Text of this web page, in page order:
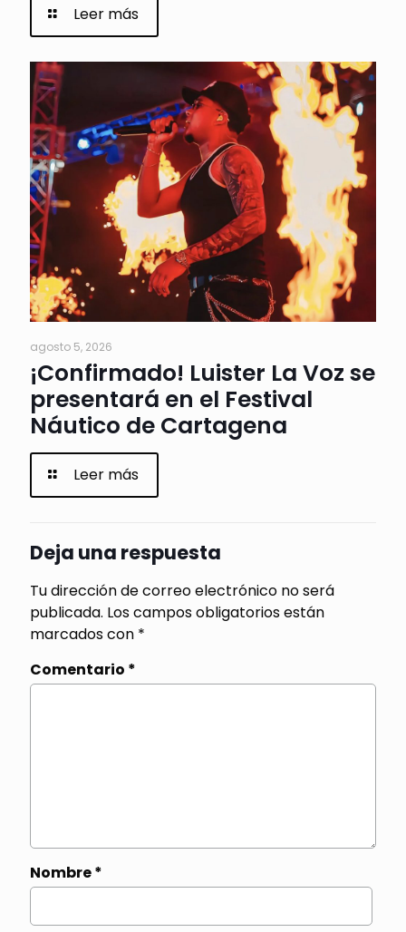
Leer más
agosto 5, 2026
¡Confirmado! Luister La Voz se
presentará en el Festival
Náutico de Cartagena
Leer más
Deja una respuesta
Tu dirección de correo electrónico no será
publicada. Los campos obligatorios están
marcados con *
Comentario *
Nombre*